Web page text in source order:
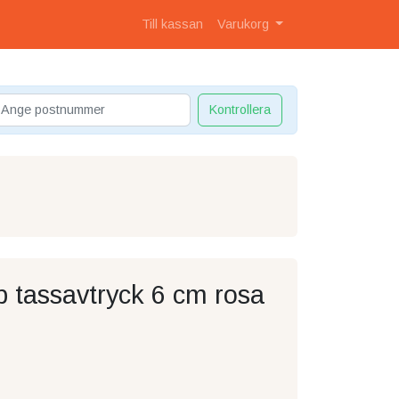
Till kassan Varukorg
Kontrollera
tassavtryck 6 cm rosa